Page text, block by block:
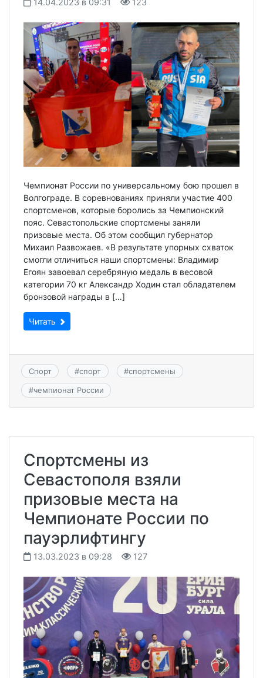
Чемпионат России по универсальному бою прошел в
Волгограде. В соревнованиях приняли участие 400
спортсменов, которые боролись за Чемпионский
пояс. Севастопольские спортсмены заняли
призовые места. Об этом сообщил губернатор
Михаил Развожаев. «В результате упорных схваток
смогли отличиться наши спортсмены: Владимир
Егоян завоевал серебряную медаль в весовой
категории 70 кг Александр Ходин стал обладателем
бронзовой награды в […]
Читать
Спорт #спорт #спортсмены
#чемпионат России
Спортсмены из
Севастополя взяли
призовые места на
Чемпионате России по
пауэрлифтингу
13.03.2023 в 09:28 127